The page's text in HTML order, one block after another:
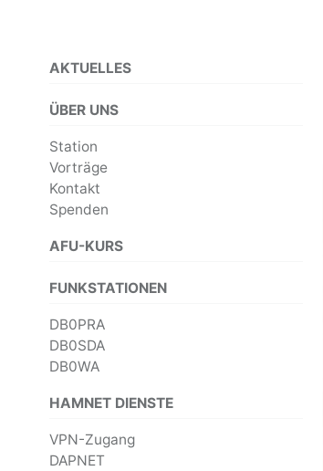
AKTUELLES
ÜBER UNS
Station
Vorträge
Kontakt
Spenden
AFU-KURS
FUNKSTATIONEN
DB0PRA
DB0SDA
DB0WA
HAMNET DIENSTE
VPN-Zugang
DAPNET